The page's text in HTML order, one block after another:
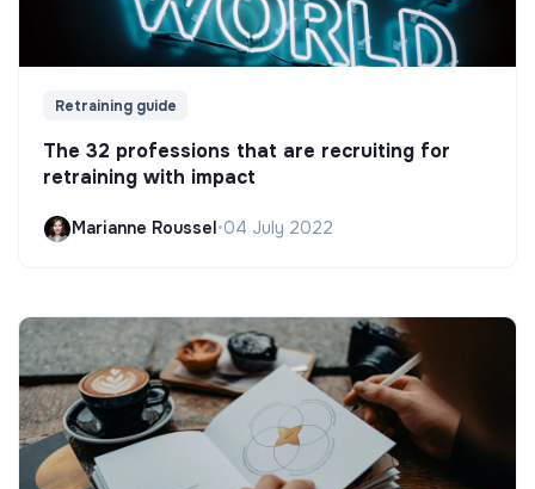
Retraining guide
The 32 professions that are recruiting for
retraining with impact
Marianne Roussel •04 July 2022